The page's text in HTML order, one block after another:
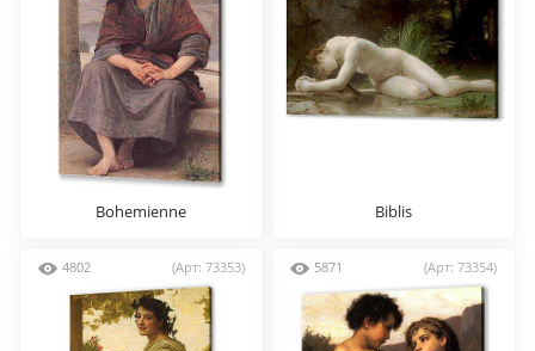
Bohemienne Biblis
4802 (Арт: 73353) 5871 (Арт: 73354)